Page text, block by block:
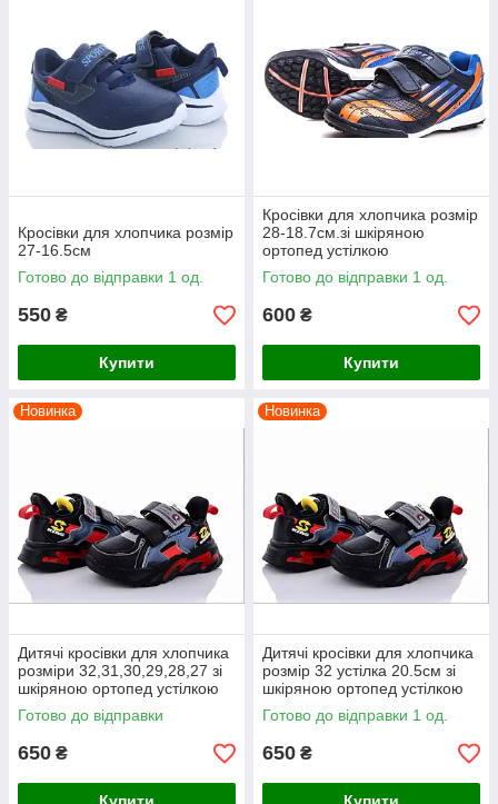
Кросівки для хлопчика розмір
27-16.5см
Готово до відправки 1 од.
550 ₴
Купити
Кросівки для хлопчика розмір
28-18.7см.зі шкіряною
ортопед устілкою
Готово до відправки 1 од.
600 ₴
Купити
Новинка
Дитячі кросівки для хлопчика
розміри 32,31,30,29,28,27 зі
шкіряною ортопед устілкою
ВВТ чорні
Готово до відправки
650 ₴
Новинка
Дитячі кросівки для хлопчика
розмір 32 устілка 20.5см зі
шкіряною ортопед устілкою
ВВТ чорні
Готово до відправки 1 од.
650 ₴